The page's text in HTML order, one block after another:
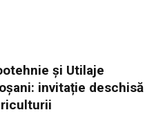
și Utilaje
invitație deschisă